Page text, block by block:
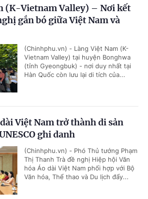
(K-Vietnam Valley) – Nơi kết
gắn bó giữa Việt Nam và
(Chinhphu.vn) - Làng Việt Nam (K-
Vietnam Valley) tại huyện Bonghwa
(tỉnh Gyeongbuk) - nơi duy nhất tại
Hàn Quốc còn lưu lại di tích của...
Việt Nam trở thành di sản
ghi danh
(Chinhphu.vn) - Phó Thủ tướng Phạm
Thị Thanh Trà đề nghị Hiệp hội Văn
hóa Áo dài Việt Nam phối hợp với Bộ
Văn hóa, Thể thao và Du lịch đẩy...